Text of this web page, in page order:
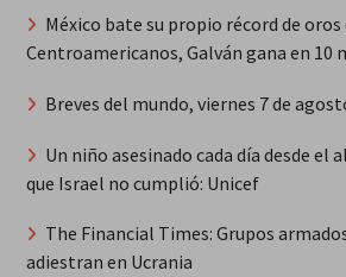
México bate su propio récord de oros
Centroamericanos, Galván gana en 10
Breves del mundo, viernes 7 de
Un niño asesinado cada día desde el
que Israel no cumplió: Unicef
The Financial Times: Grupos
adiestran en Ucrania